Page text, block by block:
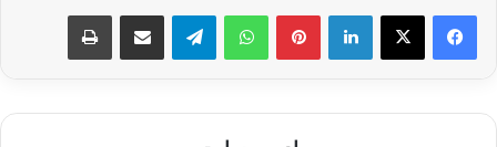
لینکدین پینترستواتس آپ تلگرام اشتراک گذاری از طریق ایمیل چاپ